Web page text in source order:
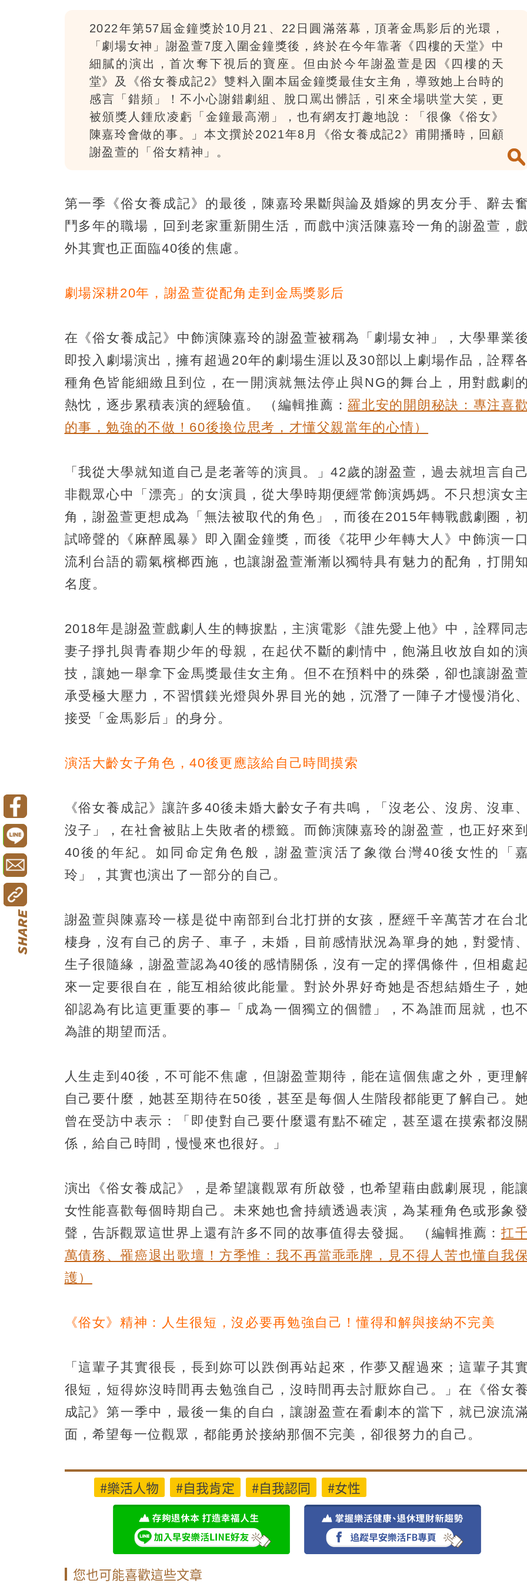
2022年第57屆金鐘獎於10月21、22日圓滿落幕，頂著金馬影后的光環，
「劇場女神」謝盈萱7度入圍金鐘獎後，終於在今年靠著《四樓的天堂》中
細膩的演出，首次奪下視后的寶座。但由於今年謝盈萱是因《四樓的天
堂》及《俗女養成記2》雙料入圍本屆金鐘獎最佳女主角，導致她上台時的
感言「錯頻」！不小心謝錯劇組、脫口罵出髒話，引來全場哄堂大笑，更
被頒獎人鍾欣凌虧「金鐘最高潮」，也有網友打趣地說：「很像《俗女》
陳嘉玲會做的事。」本文撰於2021年8月《俗女養成記2》甫開播時，回顧
謝盈萱的「俗女精神」。
第一季《俗女養成記》的最後，陳嘉玲果斷與論及婚嫁的男友分手、辭去奮
鬥多年的職場，回到老家重新開生活，而戲中演活陳嘉玲一角的謝盈萱，
外其實也正面臨40後的焦慮。
劇場深耕20年，謝盈萱從配角走到金馬獎影后
在《俗女養成記》中飾演陳嘉玲的謝盈萱被稱為「劇場女神」，大學畢業後
即投入劇場演出，擁有超過20年的劇場生涯以及30部以上劇場作品，詮釋各
種角色皆能細緻且到位，在一開演就無法停止與NG的舞台上，用對戲劇的
熱忱，逐步累積表演的經驗值。
（編輯推薦：羅北安的開朗秘訣：專注喜歡
的事，勉強的不做！60後換位思考，才懂父親當年的心情）
「我從大學就知道自己是老著等的演員。」42歲的謝盈萱，過去就坦言自己
非觀眾心中「漂亮」的女演員，從大學時期便經常飾演媽媽。不只想演女主
角，謝盈萱更想成為「無法被取代的角色」，而後在2015年轉戰戲劇圈，初
試啼聲的《麻醉風暴》即入圍金鐘獎，而後《花甲少年轉大人》中飾演一口
流利台語的霸氣檳榔西施，也讓謝盈萱漸漸以獨特具有魅力的配角，打開知
名度。
2018年是謝盈萱戲劇人生的轉捩點，主演電影《誰先愛上他》中，詮釋同志
妻子掙扎與青春期少年的母親，在起伏不斷的劇情中，飽滿且收放自如的演
技，讓她一舉拿下金馬獎最佳女主角。但不在預料中的殊榮，卻也讓謝盈萱
承受極大壓力，不習慣鎂光燈與外界目光的她，沉潛了一陣子才慢慢消化、
接受「金馬影后」的身分。
演活大齡女子角色，40後更應該給自己時間摸索
《俗女養成記》讓許多40後未婚大齡女子有共鳴，「沒老公、沒房、沒車、
沒子」，在社會被貼上失敗者的標籤。而飾演陳嘉玲的謝盈萱，也正好來到
40後的年紀。如同命定角色般，謝盈萱演活了象徵台灣40後女性的「嘉
玲」，其實也演出了一部分的自己。
謝盈萱與陳嘉玲一樣是從中南部到台北打拼的女孩，歷經千辛萬苦才在台
棲身，沒有自己的房子、車子，未婚，目前感情狀況為單身的她，對愛情、
生子很隨緣，謝盈萱認為40後的感情關係，沒有一定的擇偶條件，但相處起
來一定要很自在，能互相給彼此能量。對於外界好奇她是否想結婚生子，
卻認為有比這更重要的事─「成為一個獨立的個體」，不為誰而屈就，也不
為誰的期望而活。
人生走到40後，不可能不焦慮，但謝盈萱期待，能在這個焦慮之外，更理
自己要什麼，她甚至期待在50後，甚至是每個人生階段都能更了解自己。
曾在受訪中表示：「即使對自己要什麼還有點不確定，甚至還在摸索都沒關
係，給自己時間，慢慢來也很好。」
演出《俗女養成記》，是希望讓觀眾有所啟發，也希望藉由戲劇展現，能讓
女性能喜歡每個時期自己。未來她也會持續透過表演，為某種角色或形象發
聲，告訴觀眾這世界上還有許多不同的故事值得去發掘。
（編輯推薦：扛千
萬債務、罹癌退出歌壇！方季惟：我不再當乖乖牌，見不得人苦也懂自我保
護）
《俗女》精神：人生很短，沒必要再勉強自己！懂得和解與接納不完美
「這輩子其實很長，長到妳可以跌倒再站起來，作夢又醒過來；這輩子其實
很短，短得妳沒時間再去勉強自己，沒時間再去討厭妳自己。」在《俗女養
成記》第一季中，最後一集的自白，讓謝盈萱在看劇本的當下，就已淚流滿
面，希望每一位觀眾，都能勇於接納那個不完美，卻很努力的自己。
#樂活人物 #自我肯定 #自我認同 #女性
您也可能喜歡這些文章